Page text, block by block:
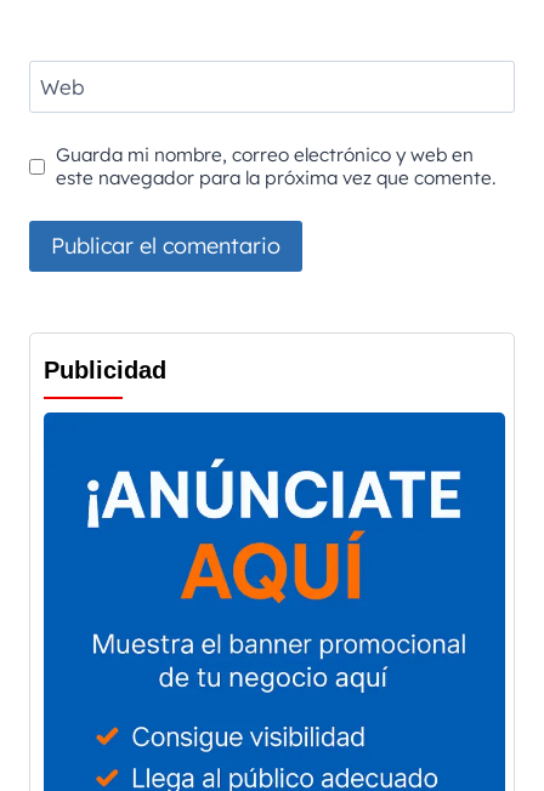
Web
Guarda mi nombre, correo electrónico y web en
este navegador para la próxima vez que comente.
Publicidad